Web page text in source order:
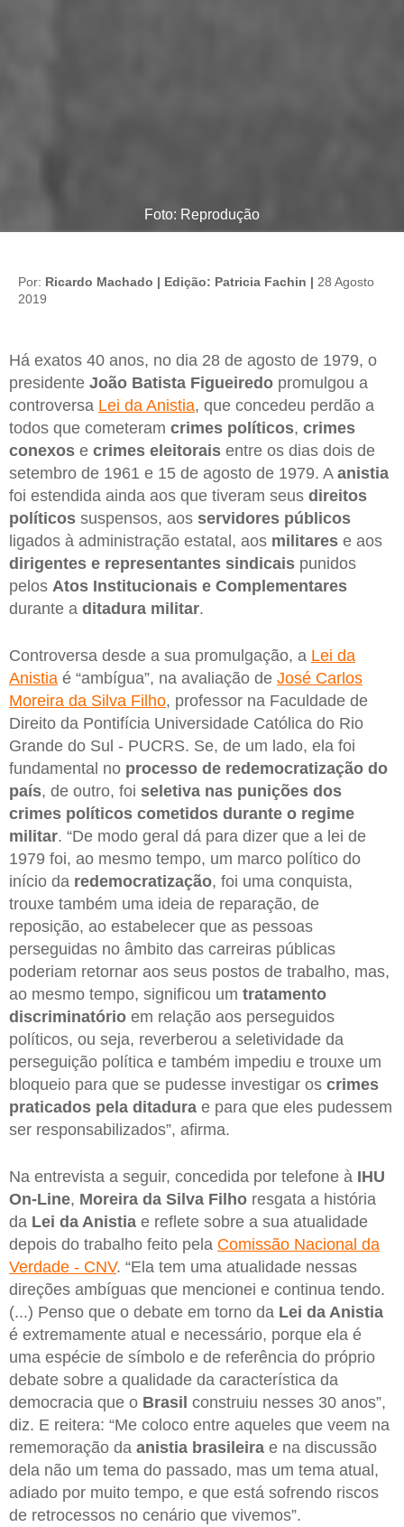
Foto: Reprodução
Por: Ricardo Machado | Edição: Patricia Fachin | 28 Agosto
2019
Há exatos 40 anos, no dia 28 de agosto de 1979, o
presidente João Batista Figueiredo promulgou a
controversa Lei da Anistia, que concedeu perdão a
todos que cometeram crimes políticos, crimes
conexos e crimes eleitorais entre os dias dois de
setembro de 1961 e 15 de agosto de 1979. A anistia
foi estendida ainda aos que tiveram seus direitos
políticos suspensos, aos servidores públicos
ligados à administração estatal, aos militares e aos
dirigentes e representantes sindicais punidos
pelos Atos Institucionais e Complementares
durante a ditadura militar.
Controversa desde a sua promulgação, a Lei da
Anistia é “ambígua”, na avaliação de José Carlos
Moreira da Silva Filho, professor na Faculdade de
Direito da Pontifícia Universidade Católica do Rio
Grande do Sul - PUCRS. Se, de um lado, ela foi
fundamental no processo de redemocratização do
país, de outro, foi seletiva nas punições dos
crimes políticos cometidos durante o regime
militar. “De modo geral dá para dizer que a lei de
1979 foi, ao mesmo tempo, um marco político do
início da redemocratização, foi uma conquista,
trouxe também uma ideia de reparação, de
reposição, ao estabelecer que as pessoas
perseguidas no âmbito das carreiras públicas
poderiam retornar aos seus postos de trabalho, mas,
ao mesmo tempo, significou um tratamento
discriminatório em relação aos perseguidos
políticos, ou seja, reverberou a seletividade da
perseguição política e também impediu e trouxe um
bloqueio para que se pudesse investigar os crimes
praticados pela ditadura e para que eles pudessem
ser responsabilizados”, afirma.
Na entrevista a seguir, concedida por telefone à IHU
On-Line, Moreira da Silva Filho resgata a história
da Lei da Anistia e reflete sobre a sua atualidade
depois do trabalho feito pela Comissão Nacional da
Verdade - CNV. “Ela tem uma atualidade nessas
direções ambíguas que mencionei e continua tendo.
(...) Penso que o debate em torno da Lei da Anistia
é extremamente atual e necessário, porque ela é
uma espécie de símbolo e de referência do próprio
debate sobre a qualidade da característica da
democracia que o Brasil construiu nesses 30 anos”,
diz. E reitera: “Me coloco entre aqueles que veem na
rememoração da anistia brasileira e na discussão
dela não um tema do passado, mas um tema atual,
adiado por muito tempo, e que está sofrendo riscos
de retrocessos no cenário que vivemos”.